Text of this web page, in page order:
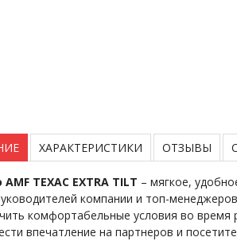
ХАРАКТЕРИСТИКИ ОТЗЫВЫ
AMF ТЕХАС EXTRA TILT – мягкое,
компании и топ-
комфортабельные условия во
впечатление на партнеров и